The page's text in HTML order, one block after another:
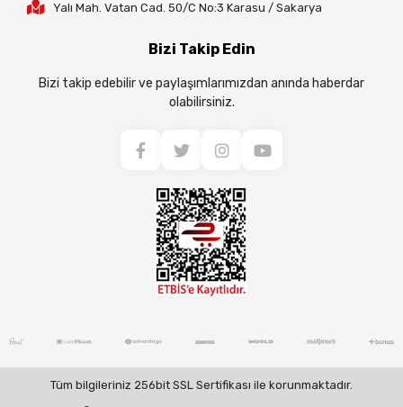
Yalı Mah. Vatan Cad. 50/C No:3 Karasu / Sakarya
Bizi Takip Edin
Bizi takip edebilir ve paylaşımlarımızdan anında haberdar
olabilirsiniz.
Tüm bilgileriniz 256bit SSL Sertifikası ile korunmaktadır.